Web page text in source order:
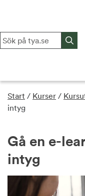
content
Start / Kurser /
intyg
Gå en e-
intyg